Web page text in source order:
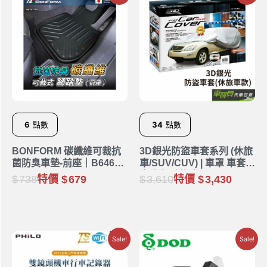
6 點數
BONFORM 碳纖維可裁抗
菌防臭車墊-前座｜B6461-
01BK
738特價 679
34 點數
3D銀光防盜車套系列 (休旅
車/SUV/CUV) | 車罩 車套
牛津布 防盜車罩
3,610特價 3,430
Sale! Sale!